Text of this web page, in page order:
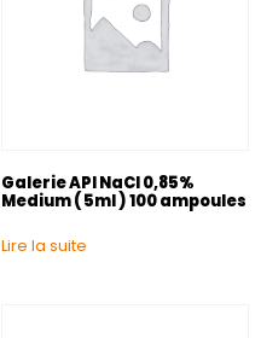
Galerie API NaCl 0,85%
Medium ( 5ml ) 100 ampoules
Lire la suite